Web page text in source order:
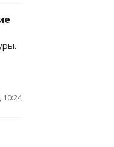
10:24